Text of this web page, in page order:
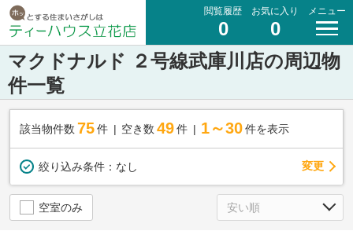
閲覧履歴
0
お気に入り
0
メニュー
マクドナルド ２号線武庫川店の周辺物
件一覧
該当物件数 75件 空き数 49 件 1～30 件を表示
絞り込み条件： なし 変更
空室のみ